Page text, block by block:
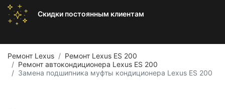
Скидки постоянным клиентам
Ремонт Lexus
Ремонт Lexus ES 200
Ремонт автокондиционера Lexus ES 200
Замена подшипника муфты кондиционера Lexus ES 200